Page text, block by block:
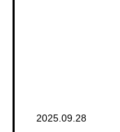
2025.09.28